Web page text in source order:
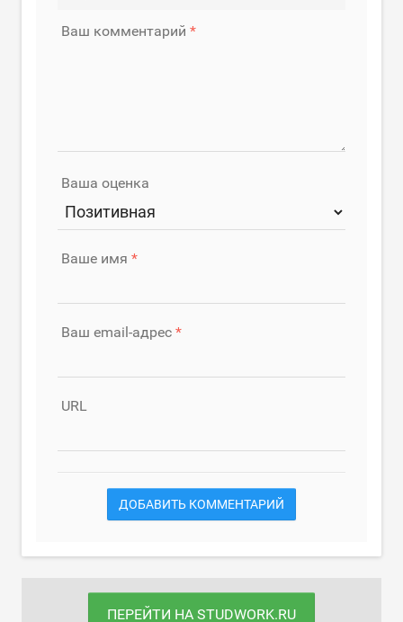
Ваш комментарий
Ваша оценка
Ваше имя
Ваш email-адрес
URL
ДОБАВИТЬ КОММЕНТАРИЙ
ПЕРЕЙТИ НА STUDWORK.RU